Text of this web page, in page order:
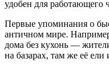
удобен для работающего
Первые упоминания о
античном мире.
дома без кухонь —
на базарах, там же её